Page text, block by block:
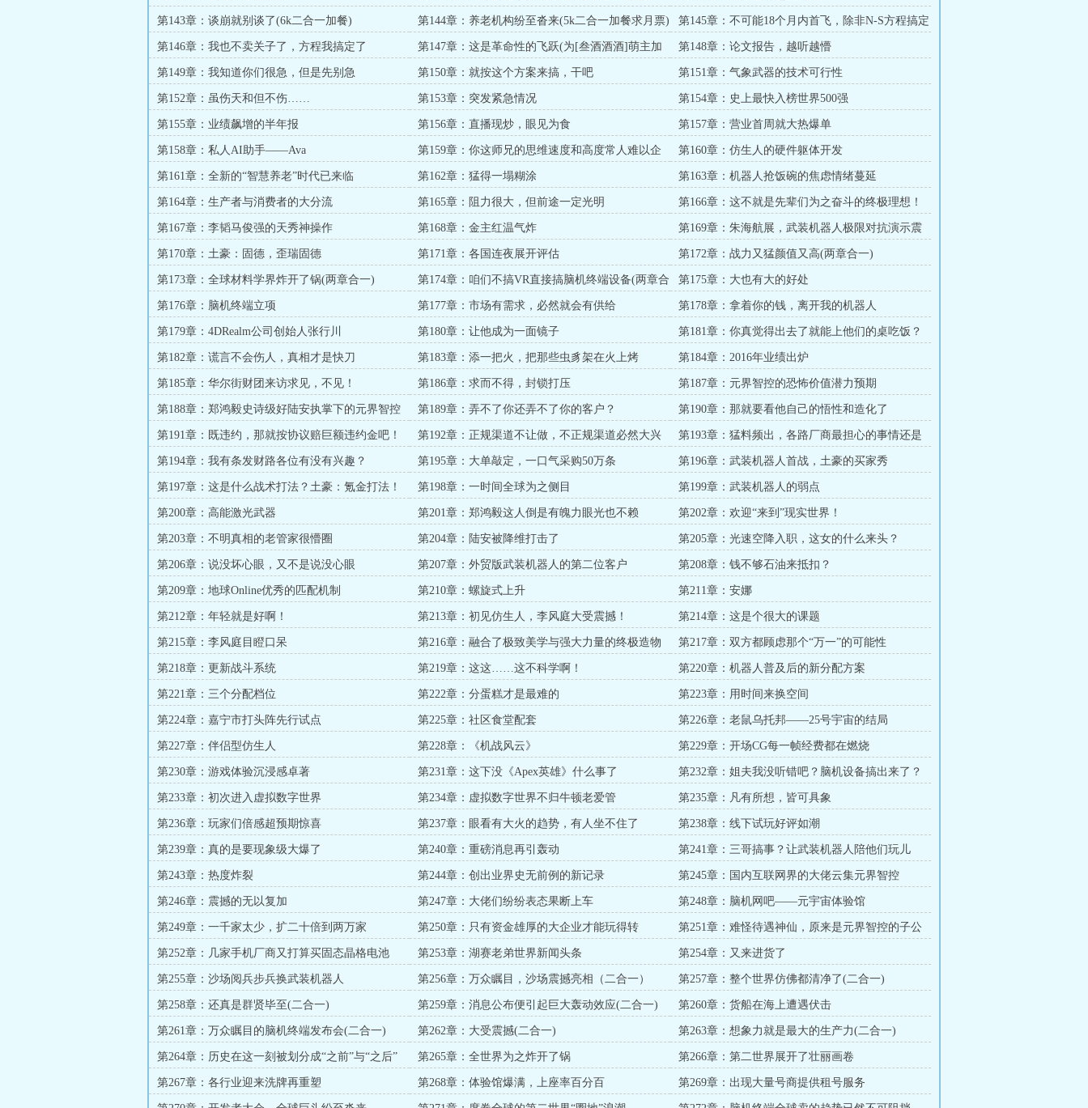
第143章：谈崩就别谈了(6k二合一加餐) 第144章：养老机构纷至沓来(5k二合一加餐求月票)
第145章：不可能18个月内首飞，除非N-S方程搞定
了！
第146章：我也不卖关子了，方程我搞定了
第147章：这是革命性的飞跃(为[叁酒酒酒]萌主加
餐）
第148章：论文报告，越听越懵
第149章：我知道你们很急，但是先别急 第150章：就按这个方案来搞，干吧 第151章：气象武器的技术可行性
第152章：虽伤天和但不伤…… 第153章：突发紧急情况 第154章：史上最快入榜世界500强
第155章：业绩飙增的半年报 第156章：直播现炒，眼见为食 第157章：营业首周就大热爆单
第158章：私人AI助手——Ava
第159章：你这师兄的思维速度和高度常人难以企
及
第160章：仿生人的硬件躯体开发
第161章：全新的“智慧养老”时代已来临 第162章：猛得一塌糊涂 第163章：机器人抢饭碗的焦虑情绪蔓延
第164章：生产者与消费者的大分流 第165章：阻力很大，但前途一定光明 第166章：这不就是先辈们为之奋斗的终极理想！
第167章：李韬马俊强的天秀神操作 第168章：金主红温气炸
第169章：朱海航展，武装机器人极限对抗演示震
撼全场
第170章：土豪：固德，歪瑞固德 第171章：各国连夜展开评估 第172章：战力又猛颜值又高(两章合一)
第173章：全球材料学界炸开了锅(两章合一)
第174章：咱们不搞VR直接搞脑机终端设备(两章合
一)
第175章：大也有大的好处
第176章：脑机终端立项 第177章：市场有需求，必然就会有供给 第178章：拿着你的钱，离开我的机器人
第179章：4DRealm公司创始人张行川 第180章：让他成为一面镜子 第181章：你真觉得出去了就能上他们的桌吃饭？
第182章：谎言不会伤人，真相才是快刀 第183章：添一把火，把那些虫豸架在火上烤 第184章：2016年业绩出炉
第185章：华尔街财团来访求见，不见！ 第186章：求而不得，封锁打压 第187章：元界智控的恐怖价值潜力预期
第188章：郑鸿毅史诗级好陆安执掌下的元界智控 第189章：弄不了你还弄不了你的客户？ 第190章：那就要看他自己的悟性和造化了
第191章：既违约，那就按协议赔巨额违约金吧！ 第192章：正规渠道不让做，不正规渠道必然大兴
第193章：猛料频出，各路厂商最担心的事情还是
来了
第194章：我有条发财路各位有没有兴趣？ 第195章：大单敲定，一口气采购50万条 第196章：武装机器人首战，土豪的买家秀
第197章：这是什么战术打法？土豪：氪金打法！ 第198章：一时间全球为之侧目 第199章：武装机器人的弱点
第200章：高能激光武器 第201章：郑鸿毅这人倒是有魄力眼光也不赖 第202章：欢迎“来到”现实世界！
第203章：不明真相的老管家很懵圈 第204章：陆安被降维打击了 第205章：光速空降入职，这女的什么来头？
第206章：说没坏心眼，又不是说没心眼 第207章：外贸版武装机器人的第二位客户 第208章：钱不够石油来抵扣？
第209章：地球Online优秀的匹配机制 第210章：螺旋式上升 第211章：安娜
第212章：年轻就是好啊！ 第213章：初见仿生人，李风庭大受震撼！ 第214章：这是个很大的课题
第215章：李风庭目瞪口呆 第216章：融合了极致美学与强大力量的终极造物 第217章：双方都顾虑那个“万一”的可能性
第218章：更新战斗系统 第219章：这这……这不科学啊！ 第220章：机器人普及后的新分配方案
第221章：三个分配档位 第222章：分蛋糕才是最难的 第223章：用时间来换空间
第224章：嘉宁市打头阵先行试点 第225章：社区食堂配套 第226章：老鼠乌托邦——25号宇宙的结局
第227章：伴侣型仿生人 第228章：《机战风云》 第229章：开场CG每一帧经费都在燃烧
第230章：游戏体验沉浸感卓著 第231章：这下没《Apex英雄》什么事了 第232章：姐夫我没听错吧？脑机设备搞出来了？
第233章：初次进入虚拟数字世界 第234章：虚拟数字世界不归牛顿老爱管 第235章：凡有所想，皆可具象
第236章：玩家们倍感超预期惊喜 第237章：眼看有大火的趋势，有人坐不住了 第238章：线下试玩好评如潮
第239章：真的是要现象级大爆了 第240章：重磅消息再引轰动 第241章：三哥搞事？让武装机器人陪他们玩儿
第243章：热度炸裂 第244章：创出业界史无前例的新记录 第245章：国内互联网界的大佬云集元界智控
第246章：震撼的无以复加 第247章：大佬们纷纷表态果断上车 第248章：脑机网吧——元宇宙体验馆
第249章：一千家太少，扩二十倍到两万家 第250章：只有资金雄厚的大企业才能玩得转
第251章：难怪待遇神仙，原来是元界智控的子公
司
第252章：几家手机厂商又打算买固态晶格电池 第253章：湖赛老弟世界新闻头条 第254章：又来进货了
第255章：沙场阅兵步兵换武装机器人 第256章：万众瞩目，沙场震撼亮相（二合一） 第257章：整个世界仿佛都清净了(二合一)
第258章：还真是群贤毕至(二合一) 第259章：消息公布便引起巨大轰动效应(二合一) 第260章：货船在海上遭遇伏击
第261章：万众瞩目的脑机终端发布会(二合一) 第262章：大受震撼(二合一) 第263章：想象力就是最大的生产力(二合一)
第264章：历史在这一刻被划分成“之前”与“之后” 第265章：全世界为之炸开了锅 第266章：第二世界展开了壮丽画卷
第267章：各行业迎来洗牌再重塑 第268章：体验馆爆满，上座率百分百 第269章：出现大量号商提供租号服务